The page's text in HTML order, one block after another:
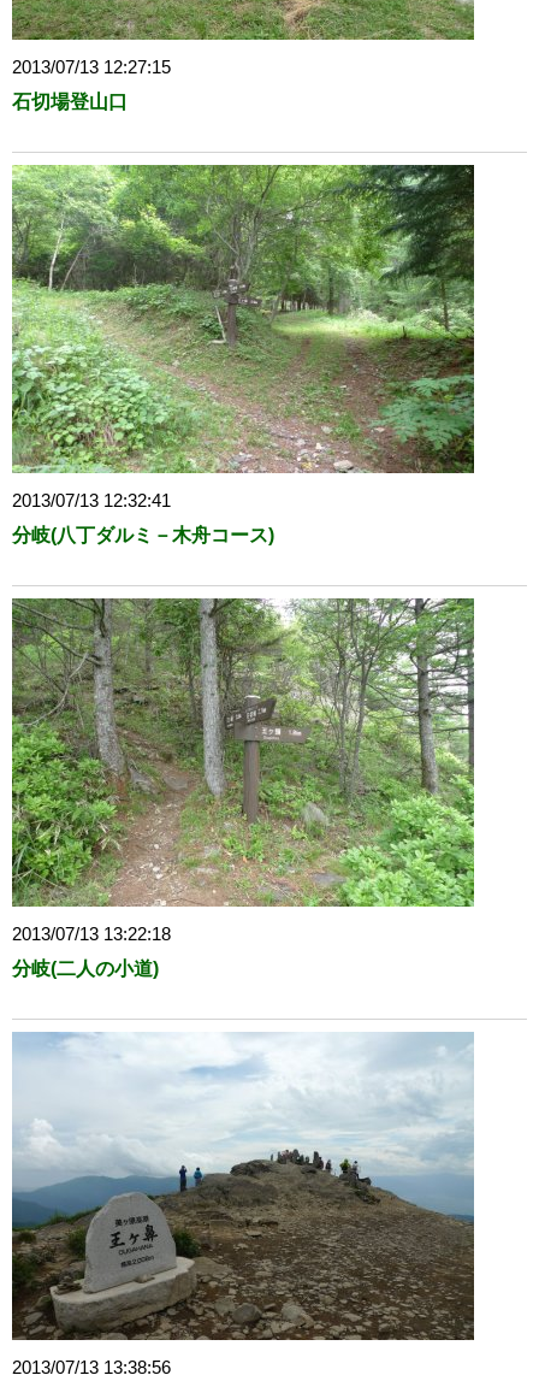
2013/07/13 12:27:15
石切場登山口
2013/07/13 12:32:41
分岐(八丁ダルミ－木舟コース)
2013/07/13 13:22:18
分岐(二人の小道)
2013/07/13 13:38:56